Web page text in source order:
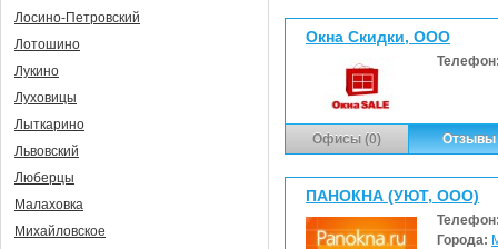
Окна Скидки, ООО
Офисы (0) Отзывы
ПАНОКНА (УЮТ, ООО)
Города:
Лосино-Петровский
Лотошино
Лукино
Луховицы
Лыткарино
Львовский
Люберцы
Малаховка
Михайловское